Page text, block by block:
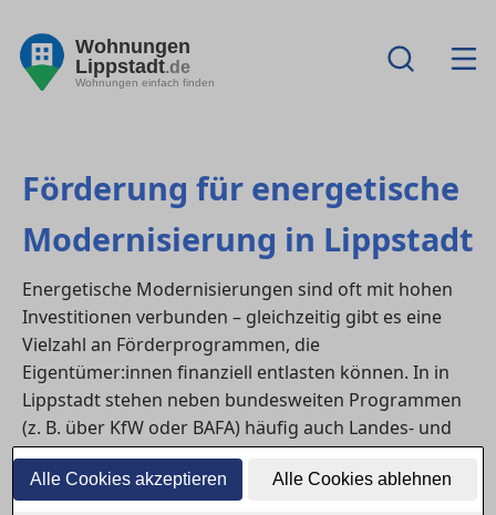
Alle Cookies akzeptieren Alle Cookies ablehnen
Wohnungen
Lippstadt.de
Wohnungen einfach finden
Förderung für energetische
Modernisierung in Lippstadt
Energetische Modernisierungen sind oft mit hohen
Investitionen verbunden – gleichzeitig gibt es eine
Vielzahl an Förderprogrammen, die
Eigentümer:innen finanziell entlasten können. In in
Lippstadt stehen neben bundesweiten Programmen
(z. B. über KfW oder BAFA) häufig auch Landes- und
Kommunalförderungen zur Verfügung.
Gut geplante Maßnahmen senken langfristig